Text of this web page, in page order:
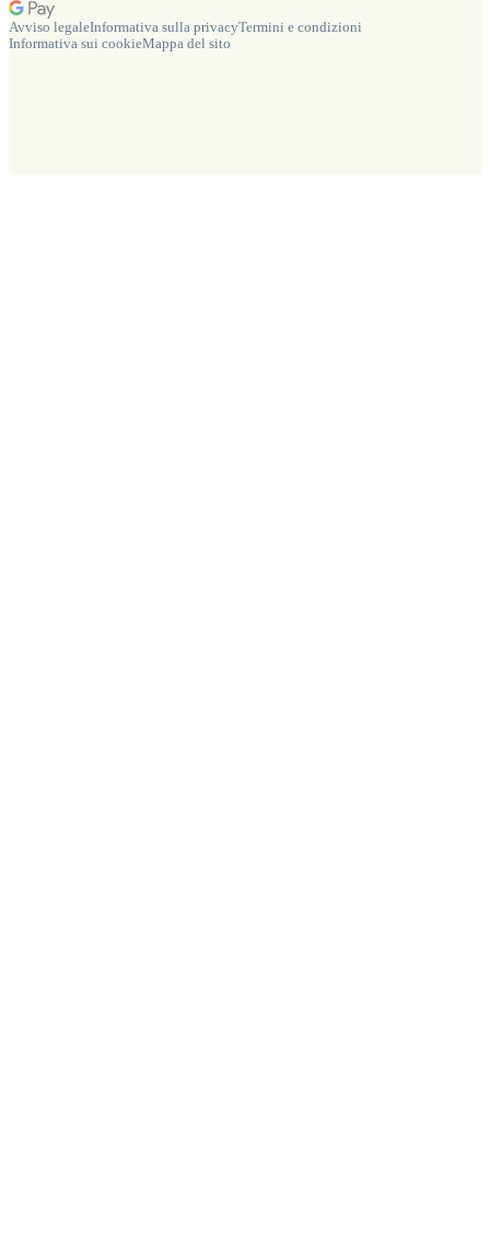
Avviso legaleInformativa sulla privacyTermini e condizioni
Informativa sui cookieMappa del sito